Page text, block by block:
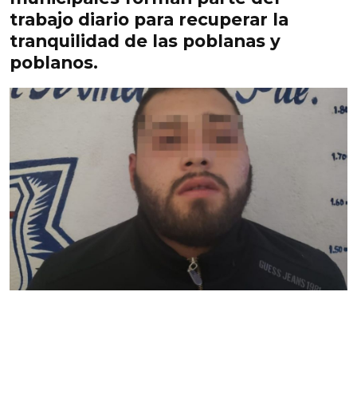
trabajo diario para recuperar la
tranquilidad de las poblanas y
poblanos.